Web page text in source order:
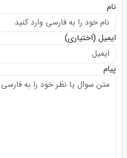
نام
ایمیل (اختیاری)
پیام